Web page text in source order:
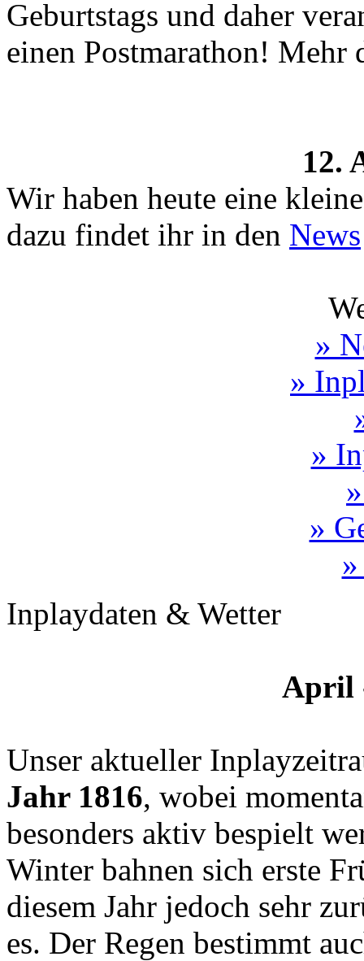
Geburtstags und daher
einen Postmarathon! Mehr
12.
Wir haben heute eine
dazu findet ihr in den News
»
»
»
»
Inplaydaten & Wetter
April
Unser aktueller
Jahr 1816, wobei
besonders aktiv bespielt
Winter bahnen sich erste
diesem Jahr jedoch sehr
es. Der Regen bestimmt